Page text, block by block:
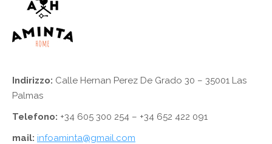
Indirizzo: Calle Hernan Perez De Grado 30 – 35001 Las
Palmas
Telefono: +34 605 300 254 – +34 652 422 091
mail: infoaminta@gmail.com